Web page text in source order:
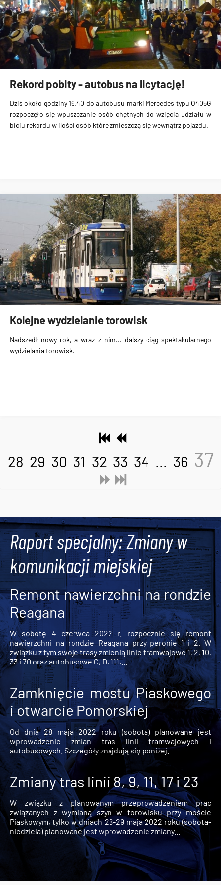
Rekord pobity - autobus na licytację!
Dziś około godziny 16.40 do autobusu marki Mercedes typu O405G
rozpoczęło się wpuszczanie osób chętnych do wzięcia udziału w
biciu rekordu w ilości osób które zmieszczą się wewnątrz pojazdu.
Kolejne wydzielanie torowisk
Nadszedł nowy rok, a wraz z nim... dalszy ciąg spektakularnego
wydzielania torowisk.
28 29 30 31 32 33 34 ... 36 37
Raport specjalny: Zmiany w
komunikacji miejskiej
Remont nawierzchni na rondzie
Reagana
W sobotę 4 czerwca 2022 r. rozpocznie się remont
nawierzchni na rondzie Reagana przy peronie 1 i 2. W
związku z tym swoje trasy zmienią linie tramwajowe 1, 2, 10,
33 i 70 oraz autobusowe C, D, 111,...
Zamknięcie mostu Piaskowego
i otwarcie Pomorskiej
Od dnia 28 maja 2022 roku (sobota) planowane jest
wprowadzenie zmian tras linii tramwajowych i
autobusowych. Szczegóły znajdują się poniżej.
Zmiany tras linii 8, 9, 11, 17 i 23
W związku z planowanym przeprowadzeniem prac
związanych z wymianą szyn w torowisku przy moście
Piaskowym, tylko w dniach 28-29 maja 2022 roku (sobota-
niedziela) planowane jest wprowadzenie zmiany...